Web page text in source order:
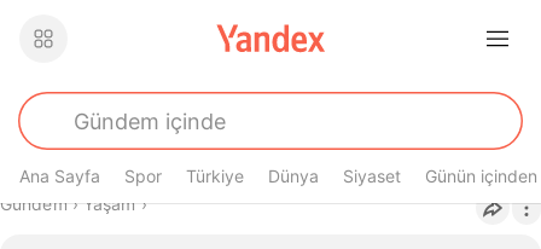
Ana Sayfa Spor Türkiye Dünya Siyaset Günün içinden
Buradasın
Gündem› Yaşam›